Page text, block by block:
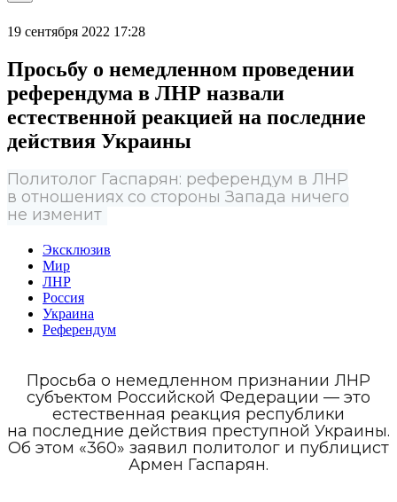
19 сентября 2022 17:28
Просьбу о немедленном проведении
референдума в ЛНР назвали
естественной реакцией на последние
действия Украины
Политолог Гаспарян: референдум в ЛНР
в отношениях со стороны Запада ничего
не изменит
Эксклюзив
Мир
ЛНР
Россия
Украина
Референдум
Просьба о немедленном признании ЛНР
субъектом Российской Федерации — это
естественная реакция республики
на последние действия преступной Украины.
Об этом «360» заявил политолог и публицист
Армен Гаспарян.